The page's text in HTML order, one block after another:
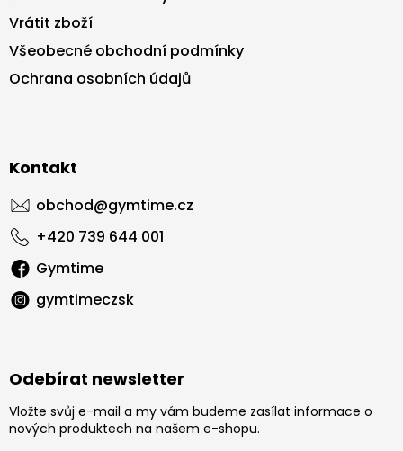
Vrátit zboží
Všeobecné obchodní podmínky
Ochrana osobních údajů
Kontakt
obchod@gymtime.cz
+420 739 644 001
Gymtime
gymtimeczsk
Odebírat newsletter
Vložte svůj e-mail a my vám budeme zasílat informace o
nových produktech na našem e-shopu.